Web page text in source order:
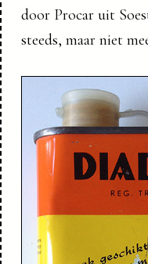
door Procar uit
steeds, maar niet